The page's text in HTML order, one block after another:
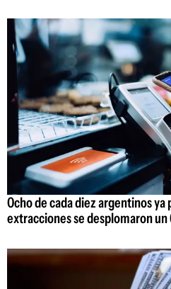
Ocho de cada diez argentinos
extracciones se desplomaron un